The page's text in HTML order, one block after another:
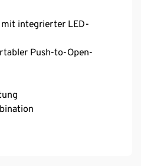
integrierter LED-
Push-to-Open-